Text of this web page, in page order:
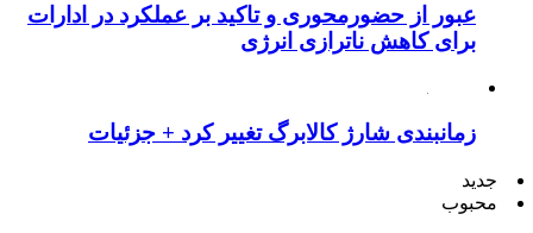
عبور از حضورمحوری و تاکید بر عملکرد در ادارات
برای کاهش ناترازی انرژی
زمانبندی شارژ کالابرگ تغییر کرد + جزئیات
جدید
محبوب